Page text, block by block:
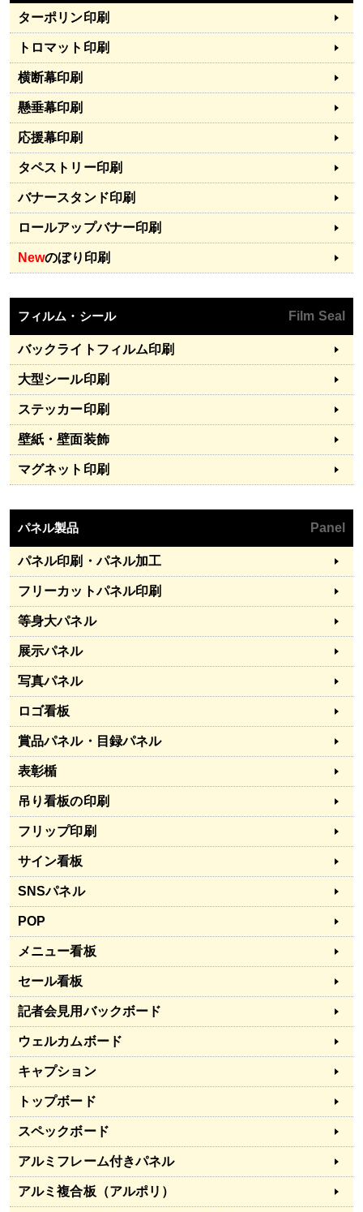
ターポリン印刷
トロマット印刷
横断幕印刷
懸垂幕印刷
応援幕印刷
タペストリー印刷
バナースタンド印刷
ロールアップバナー印刷
Newのぼり印刷
フィルム・シール Film Seal
バックライトフィルム印刷
大型シール印刷
ステッカー印刷
壁紙・壁面装飾
マグネット印刷
パネル製品 Panel
パネル印刷・パネル加工
フリーカットパネル印刷
等身大パネル
展示パネル
写真パネル
ロゴ看板
賞品パネル・目録パネル
表彰楯
吊り看板の印刷
フリップ印刷
サイン看板
SNSパネル
POP
メニュー看板
セール看板
記者会見用バックボード
ウェルカムボード
キャプション
トップボード
スペックボード
アルミフレーム付きパネル
アルミ複合板（アルポリ）